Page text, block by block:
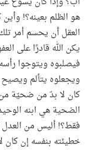
هو الظلم بعينه؟!
العقل أن يحسم أمر
يكن الله قادرًا على
فيصلبوه ويتوجوا
ويجعلوه يتألم ويصيح
كان لا بدّ من ضحيّة من
الضحية هي ابنه
فقط؟! أليس من العدل
خطيئته بنفسه إن